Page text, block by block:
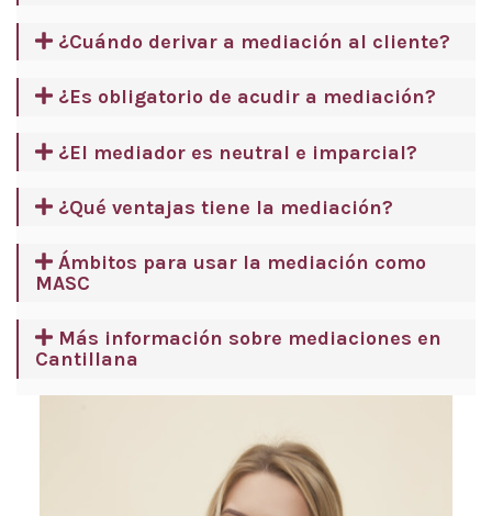
¿Cuándo derivar a mediación al cliente?
¿Es obligatorio de acudir a mediación?
¿El mediador es neutral e imparcial?
¿Qué ventajas tiene la mediación?
Ámbitos para usar la mediación como
MASC
Más información sobre mediaciones en
Cantillana